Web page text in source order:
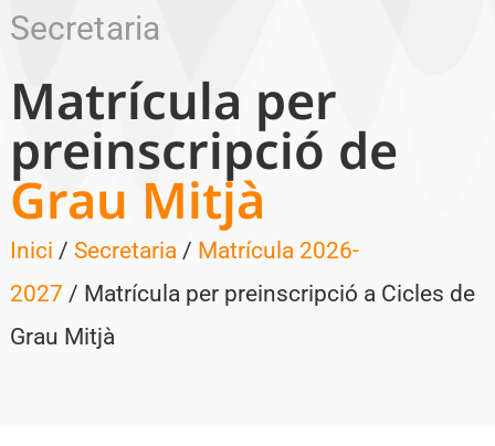
Secretaria
Matrícula per
preinscripció de
Grau Mitjà
Inici / Secretaria/ Matrícula 2026-
2027 / Matrícula per preinscripció a Cicles de
Grau Mitjà